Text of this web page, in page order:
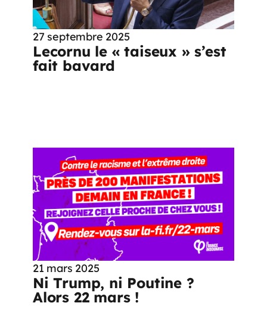
27 septembre 2025
Lecornu le « taiseux » s’est
fait bavard
21 mars 2025
Ni Trump, ni Poutine ?
Alors 22 mars !